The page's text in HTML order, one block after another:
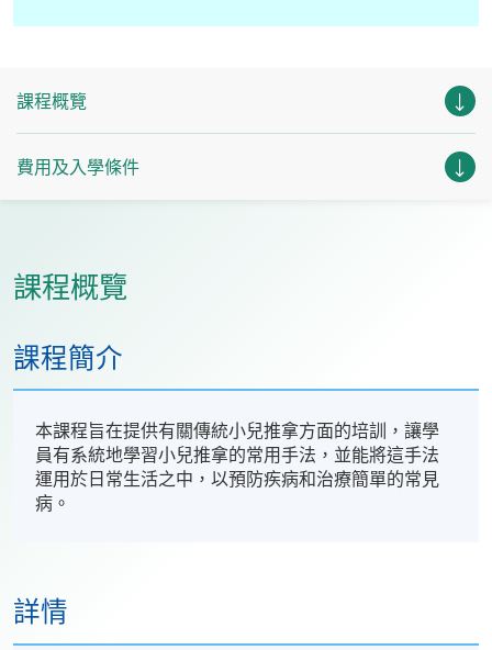
課程概覽
費用及入學條件
課程概覽
課程簡介
本課程旨在提供有關傳統小兒推拿方面的培訓，讓學
員有系統地學習小兒推拿的常用手法，並能將這手法
運用於日常生活之中，以預防疾病和治療簡單的常見
病。
詳情